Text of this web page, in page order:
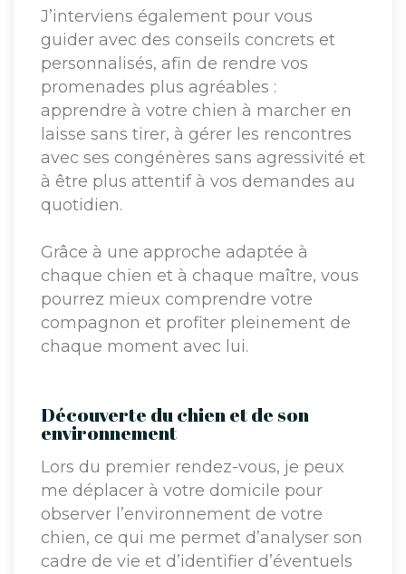
J’interviens également pour vous
guider avec des conseils concrets et
personnalisés, afin de rendre vos
promenades plus agréables :
apprendre à votre chien à marcher en
laisse sans tirer, à gérer les rencontres
avec ses congénères sans agressivité et
à être plus attentif à vos demandes au
quotidien.
Grâce à une approche adaptée à
chaque chien et à chaque maître, vous
pourrez mieux comprendre votre
compagnon et profiter pleinement de
chaque moment avec lui.
Découverte du chien et de son
environnement
Lors du premier rendez-vous, je peux
me déplacer à votre domicile pour
observer l’environnement de votre
chien, ce qui me permet d’analyser son
cadre de vie et d’identifier d’éventuels